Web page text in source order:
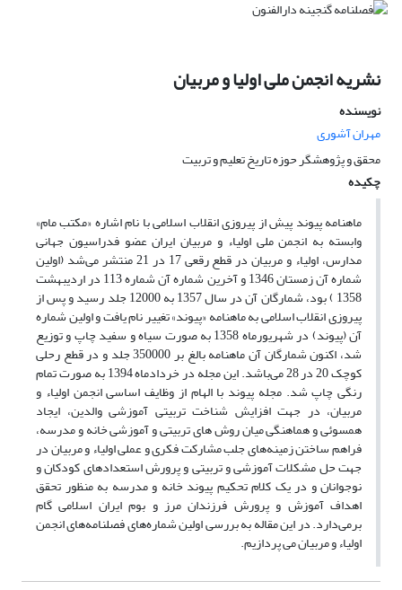
نشریه انجمن ملی اولیا و مربیان
نویسنده
مهران آشوری
محقق و پژوهشگر حوزه تاریخ تعلیم و تربیت
چکیده
ماهنامه پیوند پیش از پیروزی انقلاب اسلامی با نام اشاره «مکتب مام»
وابسته به انجمن ملی اولیاء و مربیان ایران عضو فدراسیون جهانی
مدارس، اولیاء و مربیان در قطع رقعی 17 در 21 منتشر می‌شد (اولین
شماره آن زمستان 1346 و آخرین شماره آن شماره 113 در اردیبهشت
1358 ) بود، شمارگان آن در سال 1357 به 12000 جلد رسید و پس از
پیروزی انقلاب اسلامی به ماهنامه «پیوند» تغییر نام یافت و اولین شماره
آن (پیوند) در شهریورماه 1358 به صورت سیاه و سفید چاپ و توزیع
شد، اکنون شمارگان آن ماهنامه بالغ بر 350000 جلد و در قطع رحلی
کوچک 20 در 28 می‌باشد. این مجله در خردادماه 1394 به صورت تمام
رنگی چاپ شد. مجله پیوند با الهام از وظایف اساسی انجمن اولیاء و
مربیان، در جهت افزایش شناخت تربیتی آموزشی والدین، ایجاد
همسوئی و هماهنگی میان روش های تربیتی و آموزشی خانه و مدرسه،
فراهم ساختن زمینه‌های جلب مشارکت فکری و عملی اولیاء و مربیان در
جهت حل مشکلات آموزشی و تربیتی و پرورش استعدادهای کودکان و
نوجوانان و در یک کلام تحکیم پیوند خانه و مدرسه به منظور تحقق
اهداف آموزش و پرورش فرزندان مرز و بوم ایران اسلامی گام
برمی‌دارد. در این مقاله به بررسی اولین شماره‌های فصلنامه‌های انجمن
اولیاء و مربیان می پردازیم.